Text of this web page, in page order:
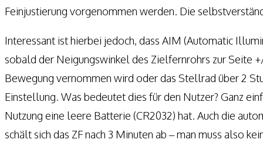
Feinjustierung vorgenommen werden. Die
Interessant ist hierbei jedoch, dass AIM (Automatic
sobald der Neigungswinkel des Zielfernrohrs zur Seite
Bewegung vernommen wird oder das Stellrad über 2
Einstellung. Was bedeutet dies für den Nutzer? Ganz
Nutzung eine leere Batterie (CR2032) hat. Auch die
schält sich das ZF nach 3 Minuten ab – man muss also